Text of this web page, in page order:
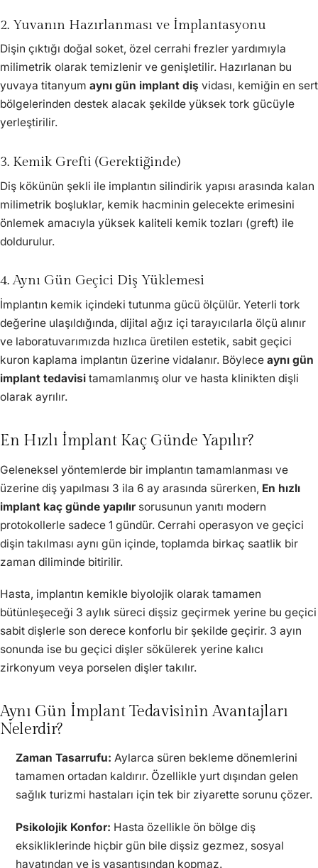
2. Yuvanın Hazırlanması ve İmplantasyonu
Dişin çıktığı doğal soket, özel cerrahi frezler yardımıyla
milimetrik olarak temizlenir ve genişletilir. Hazırlanan bu
yuvaya titanyum aynı gün implant diş vidası, kemiğin en sert
bölgelerinden destek alacak şekilde yüksek tork gücüyle
yerleştirilir.
3. Kemik Grefti (Gerektiğinde)
Diş kökünün şekli ile implantın silindirik yapısı arasında kalan
milimetrik boşluklar, kemik hacminin gelecekte erimesini
önlemek amacıyla yüksek kaliteli kemik tozları (greft) ile
doldurulur.
4. Aynı Gün Geçici Diş Yüklemesi
İmplantın kemik içindeki tutunma gücü ölçülür. Yeterli tork
değerine ulaşıldığında, dijital ağız içi tarayıcılarla ölçü alınır
ve laboratuvarımızda hızlıca üretilen estetik, sabit geçici
kuron kaplama implantın üzerine vidalanır. Böylece aynı gün
implant tedavisi tamamlanmış olur ve hasta klinikten dişli
olarak ayrılır.
En Hızlı İmplant Kaç Günde Yapılır?
Geleneksel yöntemlerde bir implantın tamamlanması ve
üzerine diş yapılması 3 ila 6 ay arasında sürerken, En hızlı
implant kaç günde yapılır sorusunun yanıtı modern
protokollerle sadece 1 gündür. Cerrahi operasyon ve geçici
dişin takılması aynı gün içinde, toplamda birkaç saatlik bir
zaman diliminde bitirilir.
Hasta, implantın kemikle biyolojik olarak tamamen
bütünleşeceği 3 aylık süreci dişsiz geçirmek yerine bu geçici
sabit dişlerle son derece konforlu bir şekilde geçirir. 3 ayın
sonunda ise bu geçici dişler sökülerek yerine kalıcı
zirkonyum veya porselen dişler takılır.
Aynı Gün İmplant Tedavisinin Avantajları
Nelerdir?
Zaman Tasarrufu: Aylarca süren bekleme dönemlerini
tamamen ortadan kaldırır. Özellikle yurt dışından gelen
sağlık turizmi hastaları için tek bir ziyarette sorunu çözer.
Psikolojik Konfor: Hasta özellikle ön bölge diş
eksikliklerinde hiçbir gün bile dişsiz gezmez, sosyal
hayatından ve iş yaşantısından kopmaz.